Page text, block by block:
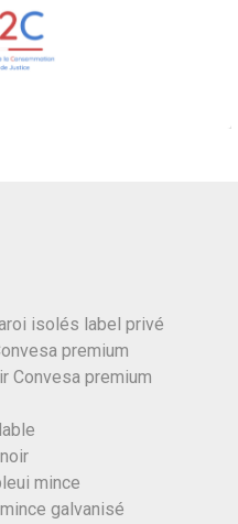
isolés label privé
premium
Convesa premium
mince
galvanisé